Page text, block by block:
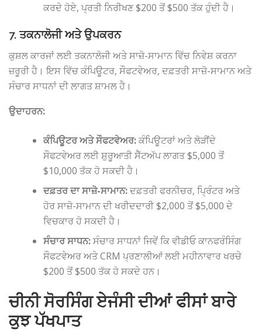
ਕਰਦੇ ਹੋਏ, ਪ੍ਰਤੀ ਨਿਰੀਖਣ $200 ਤੋਂ $500 ਤੱਕ ਹੁੰਦੀ ਹੈ।
7. ਤਕਨਾਲੋਜੀ ਅਤੇ ਉਪਕਰਨ
ਕੁਸ਼ਲ ਕਾਰਜਾਂ ਲਈ ਤਕਨਾਲੋਜੀ ਅਤੇ ਸਾਜ਼ੋ-ਸਾਮਾਨ ਵਿੱਚ ਨਿਵੇਸ਼ ਕਰਨਾ
ਜ਼ਰੂਰੀ ਹੈ। ਇਸ ਵਿੱਚ ਕੰਪਿਊਟਰ, ਸੌਫਟਵੇਅਰ, ਦਫ਼ਤਰੀ ਸਾਜ਼ੋ-ਸਾਮਾਨ ਅਤੇ
ਸੰਚਾਰ ਸਾਧਨਾਂ ਦੀ ਲਾਗਤ ਸ਼ਾਮਲ ਹੈ।
ਉਦਾਹਰਨ:
ਕੰਪਿਊਟਰ ਅਤੇ ਸੌਫਟਵੇਅਰ:ਕੰਪਿਊਟਰਾਂ ਅਤੇ ਲੋੜੀਂਦੇ
ਸੌਫਟਵੇਅਰ ਲਈ ਸ਼ੁਰੂਆਤੀ ਸੈੱਟਅੱਪ ਲਾਗਤ $5,000 ਤੋਂ
$10,000 ਤੱਕ ਹੋ ਸਕਦੀ ਹੈ।
ਦਫ਼ਤਰ ਦਾ ਸਾਜ਼ੋ-ਸਾਮਾਨ:ਦਫ਼ਤਰੀ ਫਰਨੀਚਰ, ਪ੍ਰਿੰਟਰ ਅਤੇ
ਹੋਰ ਸਾਜ਼ੋ-ਸਾਮਾਨ ਦੀ ਖਰੀਦਦਾਰੀ $2,000 ਤੋਂ $5,000 ਦੇ
ਵਿਚਕਾਰ ਹੋ ਸਕਦੀ ਹੈ।
ਸੰਚਾਰ ਸਾਧਨ:ਸੰਚਾਰ ਸਾਧਨਾਂ ਜਿਵੇਂ ਕਿ ਵੀਡੀਓ ਕਾਨਫਰੰਸਿੰਗ
ਸੌਫਟਵੇਅਰ ਅਤੇ CRM ਪ੍ਰਣਾਲੀਆਂ ਲਈ ਮਹੀਨਾਵਾਰ ਖਰਚੇ
$200 ਤੋਂ $500 ਤੱਕ ਹੋ ਸਕਦੇ ਹਨ।
ਚੀਨੀ ਸੋਰਸਿੰਗ ਏਜੰਸੀ ਦੀਆਂ ਫੀਸਾਂ ਬਾਰੇ
ਕੁਝ ਪੱਖਪਾਤ